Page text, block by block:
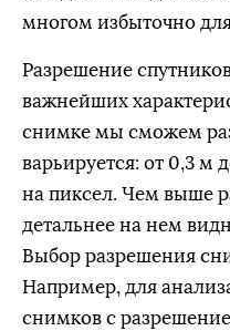
многом избыточно
Разрешение
важнейших
снимке мы сможем
варьируется: от 0,3 м
на пиксел. Чем выше
детальнее на нем
Выбор разрешения
Например, для
снимков с